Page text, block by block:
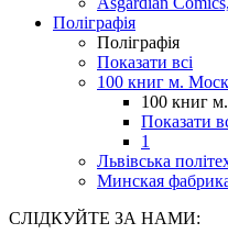
Поліграфія
Поліграфія
Показати всі
100 книг м.
100 книг
Показати
1
Львівська
Минская
СЛІДКУЙТЕ ЗА НАМИ: